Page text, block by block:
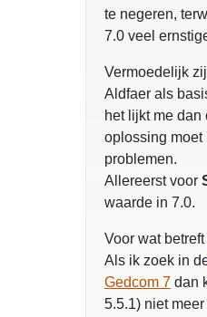
te negeren,
7.0 veel
Vermoedelijk
Aldfaer als
het lijkt me dan
oplossing moet
problemen.
Allereerst voor
waarde in 7.0.
Voor wat
Als ik zoek in
Gedcom 7 dan
5.5.1) niet